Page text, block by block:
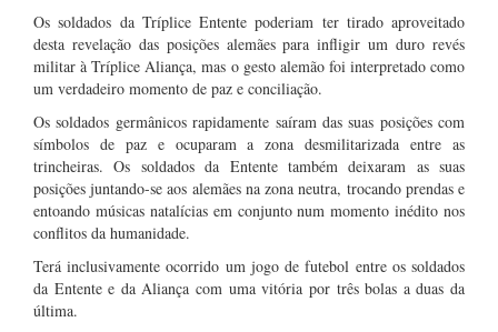
Os soldados da Tríplice Entente poderiam ter tirado aproveitado
desta revelação das posições alemães para infligir um duro revés
militar à Tríplice Aliança, mas o gesto alemão foi interpretado como
um verdadeiro momento de paz e conciliação.
Os soldados germânicos rapidamente saíram das suas posições com
símbolos de paz e ocuparam a zona desmilitarizada entre as
trincheiras. Os soldados da Entente também deixaram as suas
posições juntando-se aos alemães na zona neutra, trocando prendas e
entoando músicas natalícias em conjunto num momento inédito nos
conflitos da humanidade.
Terá inclusivamente ocorrido um jogo de futebol entre os soldados
da Entente e da Aliança com uma vitória por três bolas a duas da
última.